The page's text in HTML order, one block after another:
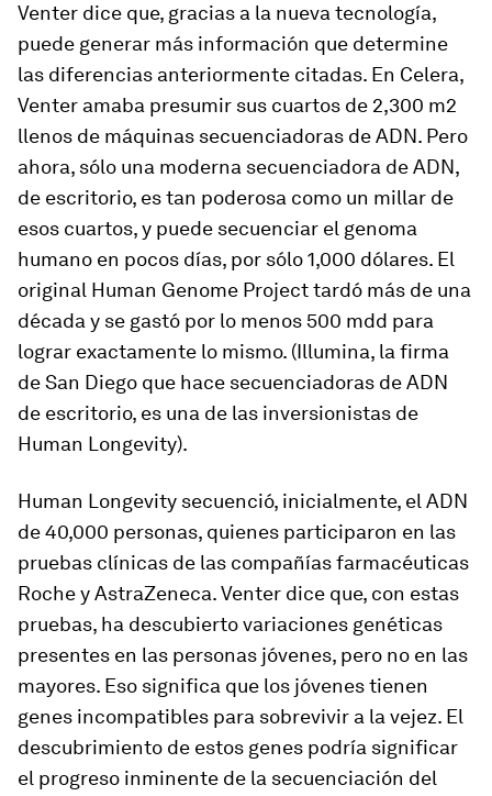
Venter dice que, gracias a la nueva tecnología,
puede generar más información que determine
las diferencias anteriormente citadas. En Celera,
Venter amaba presumir sus cuartos de 2,300 m2
llenos de máquinas secuenciadoras de ADN. Pero
ahora, sólo una moderna secuenciadora de ADN,
de escritorio, es tan poderosa como un millar de
esos cuartos, y puede secuenciar el genoma
humano en pocos días, por sólo 1,000 dólares. El
original Human Genome Project tardó más de una
década y se gastó por lo menos 500 mdd para
lograr exactamente lo mismo. (Illumina, la firma
de San Diego que hace secuenciadoras de ADN
de escritorio, es una de las inversionistas de
Human Longevity).
Human Longevity secuenció, inicialmente, el ADN
de 40,000 personas, quienes participaron en las
pruebas clínicas de las compañías farmacéuticas
Roche y AstraZeneca. Venter dice que, con estas
pruebas, ha descubierto variaciones genéticas
presentes en las personas jóvenes, pero no en las
mayores. Eso significa que los jóvenes tienen
genes incompatibles para sobrevivir a la vejez. El
descubrimiento de estos genes podría significar
el progreso inminente de la secuenciación del